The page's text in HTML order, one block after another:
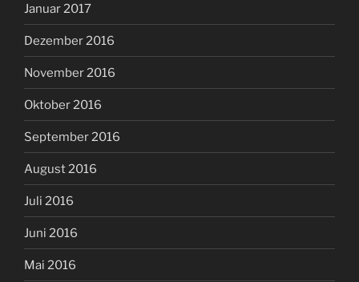
Januar 2017
Dezember 2016
November 2016
Oktober 2016
September 2016
August 2016
Juli 2016
Juni 2016
Mai 2016